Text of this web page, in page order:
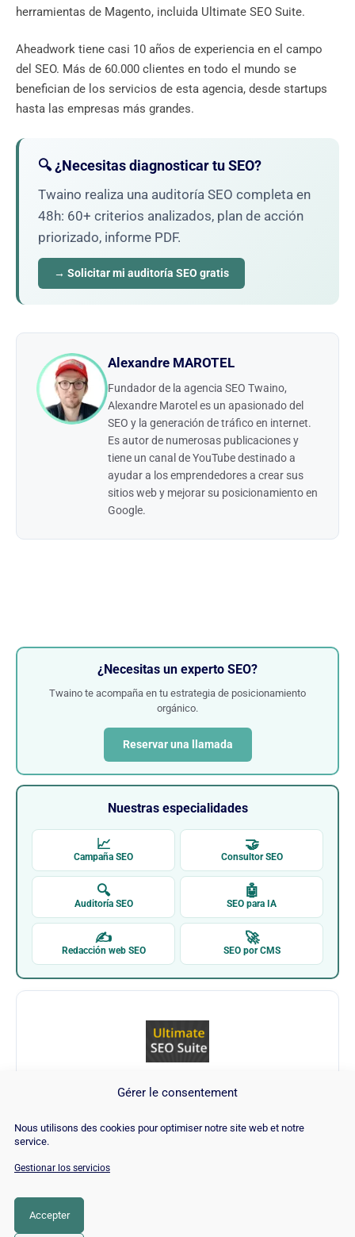
Gérer le consentement
Nous utilisons des cookies pour optimiser notre site web et notre
service.
Gestionar los servicios
Accepter
herramientas de Magento, incluida Ultimate SEO Suite.
Aheadwork tiene casi 10 años de experiencia en el campo
del SEO. Más de 60.000 clientes en todo el mundo se
benefician de los servicios de esta agencia, desde startups
hasta las empresas más grandes.
🔍 ¿Necesitas diagnosticar tu SEO?
Twaino realiza una auditoría SEO completa en
48h: 60+ criterios analizados, plan de acción
priorizado, informe PDF.
→ Solicitar mi auditoría SEO gratis
Alexandre MAROTEL
Fundador de la agencia SEO Twaino,
Alexandre Marotel es un apasionado del
SEO y la generación de tráfico en internet.
Es autor de numerosas publicaciones y
tiene un canal de YouTube destinado a
ayudar a los emprendedores a crear sus
sitios web y mejorar su posicionamiento en
Google.
¿Necesitas un experto SEO?
Twaino te acompaña en tu estrategia de posicionamiento
orgánico.
Reservar una llamada
Nuestras especialidades
📈
Campaña SEO
🤝
Consultor SEO
🔍
Auditoría SEO
🤖
SEO para IA
✍
Redacción web SEO
🚀
SEO por CMS
Aheadwork Magento Extension
CATEGORÍA